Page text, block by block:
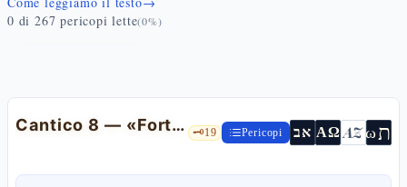
0 di 267 pericopi lette(0%)
Cantico 8 — «Forte come la morte è l'amore» e la fiamma di Yah 🗝️19 Pericopi אב ΑΩ AZωת